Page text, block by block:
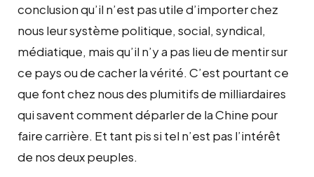
conclusion qu’il n’est pas utile d’importer chez
nous leur système politique, social, syndical,
médiatique, mais qu’il n’y a pas lieu de mentir sur
ce pays ou de cacher la vérité. C’est pourtant ce
que font chez nous des plumitifs de milliardaires
qui savent comment déparler de la Chine pour
faire carrière. Et tant pis si tel n’est pas l’intérêt
de nos deux peuples.